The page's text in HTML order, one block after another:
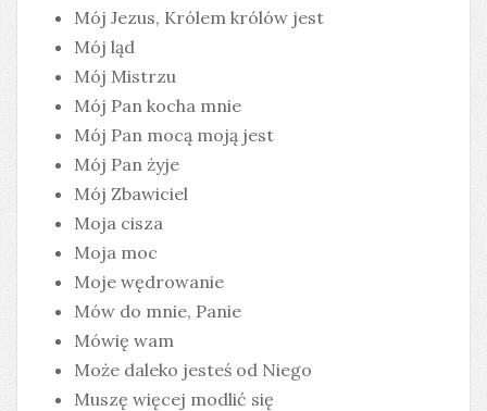
Mój Jezus, Królem królów jest
Mój ląd
Mój Mistrzu
Mój Pan kocha mnie
Mój Pan mocą moją jest
Mój Pan żyje
Mój Zbawiciel
Moja cisza
Moja moc
Moje wędrowanie
Mów do mnie, Panie
Mówię wam
Może daleko jesteś od Niego
Muszę więcej modlić się